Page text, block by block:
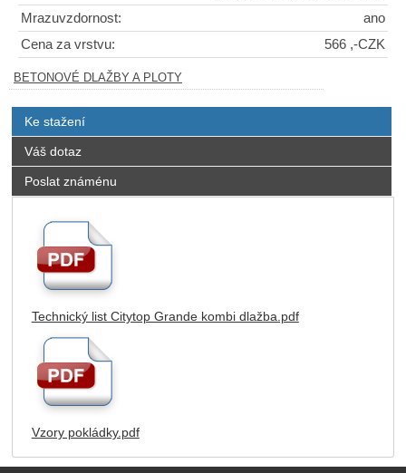
Mrazuvzdornost:
ano
Cena za vrstvu:
566 ,-CZK
BETONOVÉ DLAŽBY A PLOTY
Ke stažení
Váš dotaz
Poslat známénu
Technický list Citytop Grande kombi dlažba.pdf
Vzory pokládky.pdf